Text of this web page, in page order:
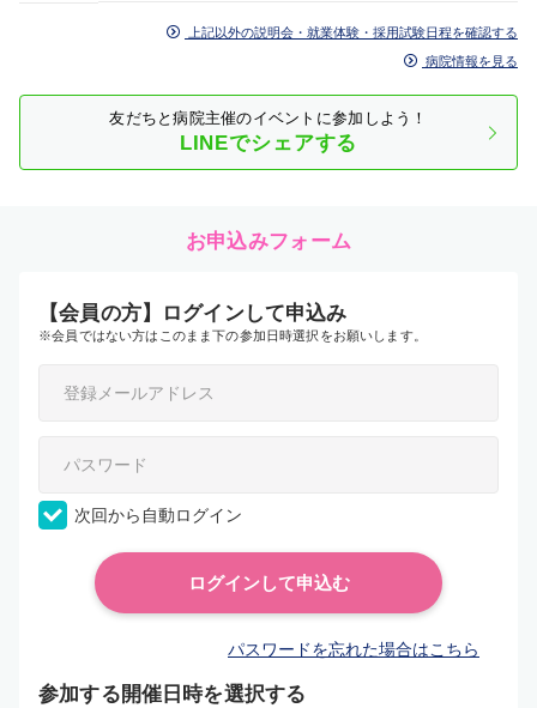
上記以外の説明会・就業体験・採用試験日程を確認する
病院情報を見る
友だちと病院主催のイベントに参加しよう！
LINEでシェアする
お申込みフォーム
【会員の方】ログインして申込み
※会員ではない方はこのまま下の参加日時選択をお願いします。
次回から自動ログイン
パスワードを忘れた場合はこちら
参加する開催日時を選択する